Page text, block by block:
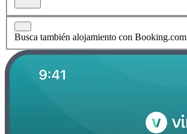
Busca también alojamiento con Booking.com